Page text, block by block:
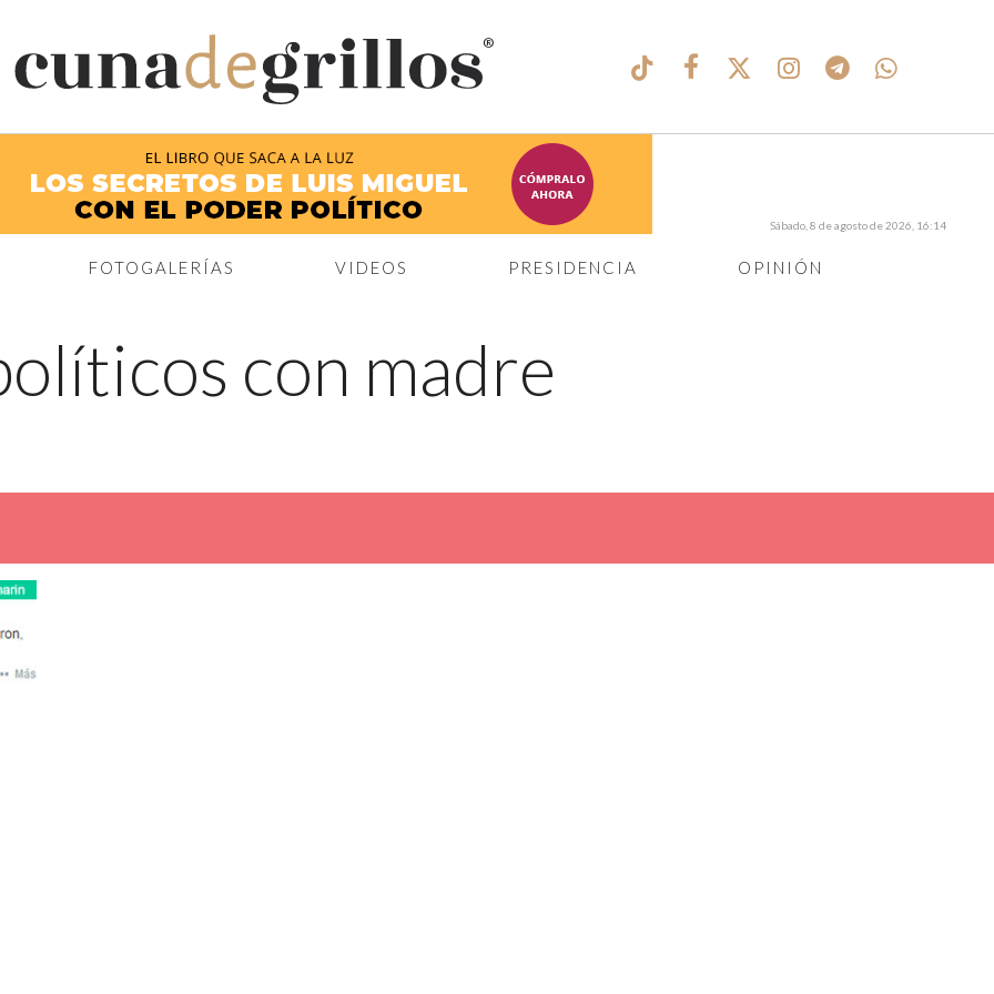
®
FOTOGALERÍAS VIDEOS PRESIDENCIA OPINIÓN
Sábado, 8 de agosto de 2026, 16:14
con madre